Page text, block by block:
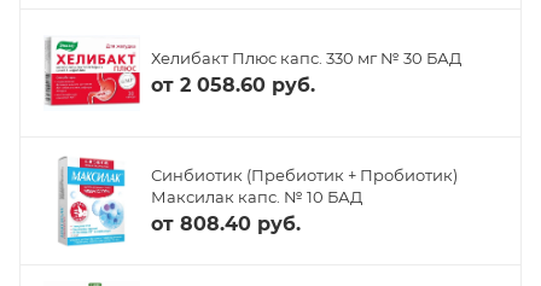
Хелибакт Плюс капс. 330 мг № 30 БАД
от 2 058.60 руб.
Синбиотик (Пребиотик + Пробиотик)
Максилак капс. № 10 БАД
от 808.40 руб.